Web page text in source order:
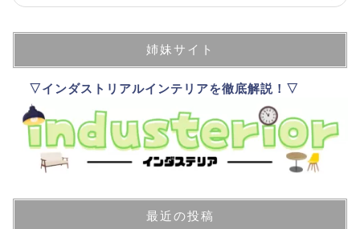
姉妹サイト
▽インダストリアルインテリアを徹底解説！▽
最近の投稿